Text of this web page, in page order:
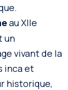
au XIIe
un
vivant de la
inca et
historique,